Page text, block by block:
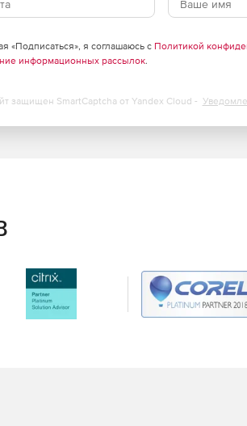
расширенного анализа
анализа.
от базовой коррекции до нахождения
анализа. роме того, Origin
«Подписаться», я соглашаюсь с Политикой
информационных рассылок.
защищен SmartCaptcha от Yandex Cloud -